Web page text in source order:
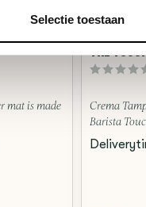
Selectie toestaan
TAMPER
mat is made
Crema
CREMA
THE
Crema
Barista